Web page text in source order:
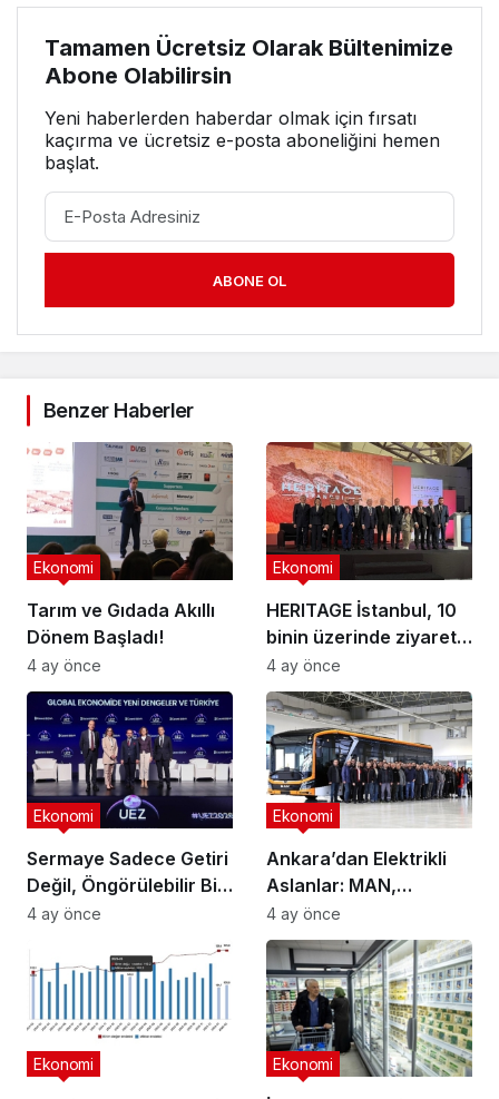
Tamamen Ücretsiz Olarak Bültenimize
Abone Olabilirsin
Yeni haberlerden haberdar olmak için fırsatı
kaçırma ve ücretsiz e-posta aboneliğini hemen
başlat.
ABONE OL
Benzer Haberler
Tarım ve Gıdada Akıllı
Dönem Başladı!
Ekonomi
4 ay önce
HERITAGE İstanbul, 10
binin üzerinde ziyaretçi
ağırladı
Ekonomi
4 ay önce
Sermaye Sadece Getiri
Değil, Öngörülebilir Bir
Ortam Arıyor
Ekonomi
4 ay önce
Ankara’dan Elektrikli
Aslanlar: MAN,
Ankara’daki
fabrikasında eBus
üretimine başladı
Ekonomi
4 ay önce
Ekonomi Ekonomi